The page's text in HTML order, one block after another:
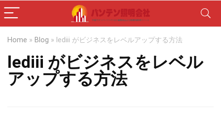
Home » Blog » lediii がビジネスをレベルアップする方法
lediii がビジネスをレベル
アップする方法